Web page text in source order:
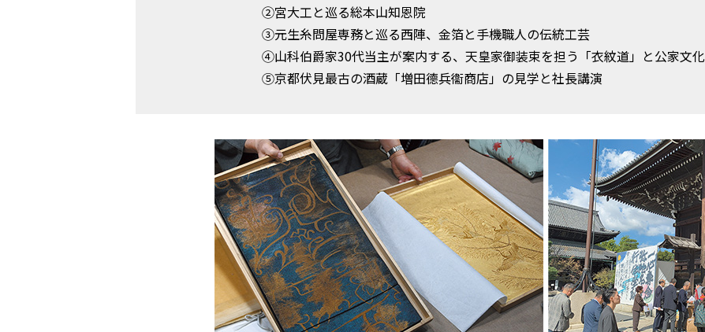
②宮大工と巡る総本山知恩院
③元生糸問屋専務と巡る西陣、金箔と手機職人の伝統工芸
④山科伯爵家30代当主が案内する、天皇家御装束を担う「衣紋道」と公家文化
⑤京都伏見最古の酒蔵「増田德兵衞商店」の見学と社長講演